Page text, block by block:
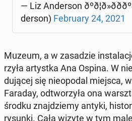
— Liz An­der­son
der­son) Fe­bru­ary 24, 2021
Muzeum, a w za­sa­dzie
rzy­ła ar­tyst­ka Ana Ospina. W
du­ją­cej się nie­opo­dal miejsca,
Faraday, od­two­rzy­ła ona
środku znaj­dzie­my antyki,
rysunki. Całą wizytę w tym